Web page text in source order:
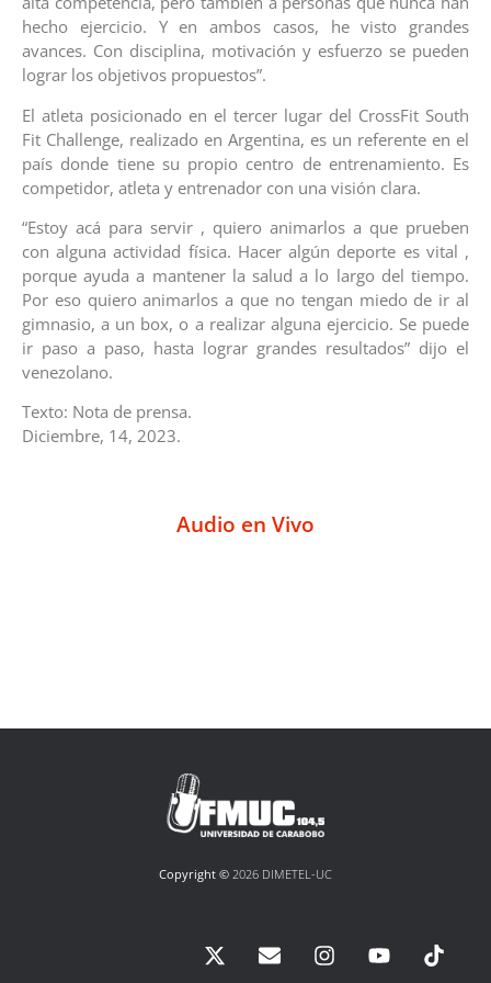
hecho ejercicio. Y en ambos casos, he visto grandes
avances. Con disciplina, motivación y esfuerzo se pueden
lograr los objetivos propuestos”.
El atleta posicionado en el tercer lugar del CrossFit South
Fit Challenge, realizado en Argentina, es un referente en el
país donde tiene su propio centro de entrenamiento. Es
competidor, atleta y entrenador con una visión clara.
“Estoy acá para servir , quiero animarlos a que prueben
con alguna actividad física. Hacer algún deporte es vital ,
porque ayuda a mantener la salud a lo largo del tiempo.
Por eso quiero animarlos a que no tengan miedo de ir al
gimnasio, a un box, o a realizar alguna ejercicio. Se puede
ir paso a paso, hasta lograr grandes resultados” dijo el
venezolano.
Texto: Nota de prensa.
Diciembre, 14, 2023.
Audio en Vivo
Copyright © 2026 DIMETEL-UC